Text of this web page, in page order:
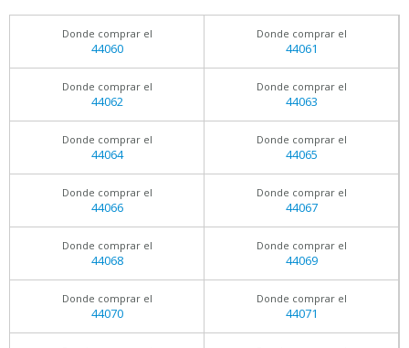
Donde comprar el
44060
Donde comprar el
44061
Donde comprar el
44062
Donde comprar el
44063
Donde comprar el
44064
Donde comprar el
44065
Donde comprar el
44066
Donde comprar el
44067
Donde comprar el
44068
Donde comprar el
44069
Donde comprar el
44070
Donde comprar el
44071